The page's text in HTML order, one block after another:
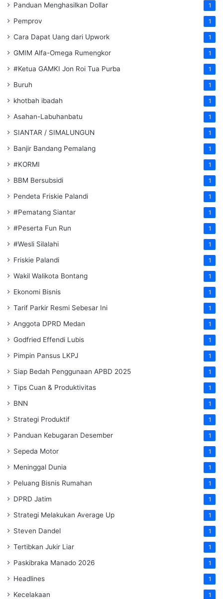
Panduan Menghasilkan Dollar 1
Pemprov 1
Cara Dapat Uang dari Upwork 1
GMIM Alfa-Omega Rumengkor 1
#Ketua GAMKI Jon Roi Tua Purba 1
Buruh 1
khotbah ibadah 1
Asahan-Labuhanbatu 1
SIANTAR / SIMALUNGUN 1
Banjir Bandang Pemalang 1
#KORMI 1
BBM Bersubsidi 1
Pendeta Friskie Palandi 1
#Pematang Siantar 1
#Peserta Fun Run 1
#Wesli Silalahi 1
Friskie Palandi 1
Wakil Walikota Bontang 1
Ekonomi Bisnis 1
Tarif Parkir Resmi Sebesar Ini 1
Anggota DPRD Medan 1
Godfried Effendi Lubis 1
Pimpin Pansus LKPJ 1
Siap Bedah Penggunaan APBD 2025 1
Tips Cuan & Produktivitas 1
BNN 1
Strategi Produktif 1
Panduan Kebugaran Desember 1
Sepeda Motor 1
Meninggal Dunia 1
Peluang Bisnis Rumahan 1
DPRD Jatim 1
Strategi Melakukan Average Up 1
Steven Dandel 1
Tertibkan Jukir Liar 1
Paskibraka Manado 2026 1
Headlines 1
Kecelakaan 1